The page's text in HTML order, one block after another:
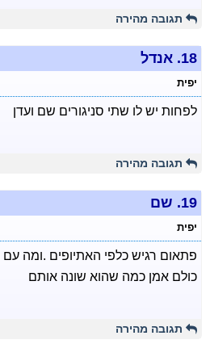
תגובה מהירה
18. אנדל
יפית
לפחות יש לו שתי סניגורים שם ועדן
תגובה מהירה
19. שם
יפית
פתאום רגיש כלפי האתיופים .ומה עם
כולם אמן כמה שהוא שונה אותם
תגובה מהירה